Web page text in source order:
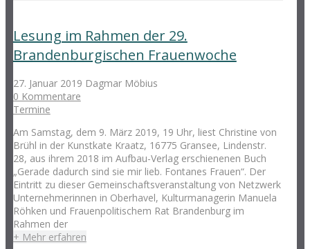
Lesung im Rahmen der 29.
Brandenburgischen Frauenwoche
27. Januar 2019 Dagmar Möbius
0 Kommentare
Termine
Am Samstag, dem 9. März 2019, 19 Uhr, liest Christine von
Brühl in der Kunstkate Kraatz, 16775 Gransee, Lindenstr.
28, aus ihrem 2018 im Aufbau-Verlag erschienenen Buch
„Gerade dadurch sind sie mir lieb. Fontanes Frauen“. Der
Eintritt zu dieser Gemeinschaftsveranstaltung von Netzwerk
Unternehmerinnen in Oberhavel, Kulturmanagerin Manuela
Röhken und Frauenpolitischem Rat Brandenburg im
Rahmen der
+ Mehr erfahren